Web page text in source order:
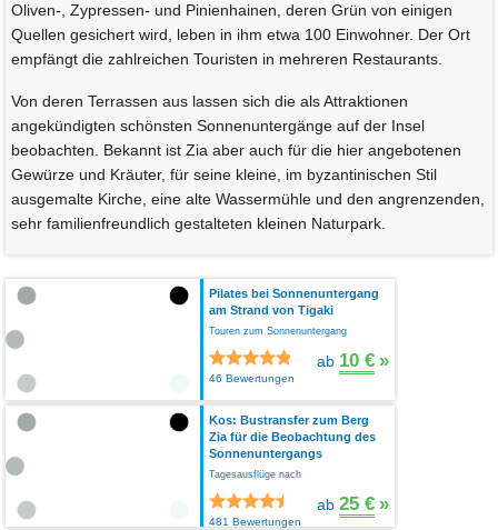
Oliven-, Zypressen- und Pinienhainen, deren Grün von einigen
Quellen gesichert wird, leben in ihm etwa 100 Einwohner. Der Ort
empfängt die zahlreichen Touristen in mehreren Restaurants.
Von deren Terrassen aus lassen sich die als Attraktionen
angekündigten schönsten Sonnenuntergänge auf der Insel
beobachten. Bekannt ist Zia aber auch für die hier angebotenen
Gewürze und Kräuter, für seine kleine, im byzantinischen Stil
ausgemalte Kirche, eine alte Wassermühle und den angrenzenden,
sehr familienfreundlich gestalteten kleinen Naturpark.
Pilates bei Sonnenuntergang
am Strand von Tigaki
Touren zum Sonnenuntergang
46 Bewertungen
ab 10 € »
Kos: Bustransfer zum Berg
Zia für die Beobachtung des
Sonnenuntergangs
Tagesausflüge nach
481 Bewertungen
ab 25 € »